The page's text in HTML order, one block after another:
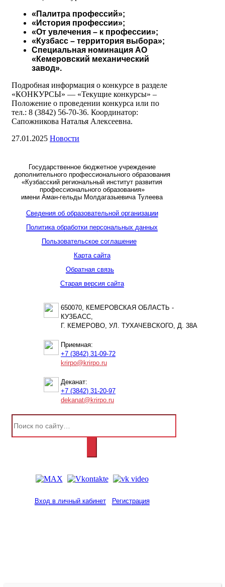
«Палитра профессий»;
«История профессии»;
«От увлечения – к профессии»;
«Кузбасс – территория выбора»;
Специальная номинация АО
«Кемеровский механический
завод».
Подробная информация о конкурсе в разделе
«КОНКУРСЫ» — «Текущие конкурсы» –
Положение о проведении конкурса или по
тел.: 8 (3842) 56-70-36. Координатор:
Сапожникова Наталья Алексеевна.
27.01.2025 Новости
Государственное бюджетное учреждение
дополнительного профессионального образования
«Кузбасский региональный институт развития
профессионального образования»
имени Аман-гельды Молдагазыевича Тулеева
Сведения об образовательной организации
Политика обработки персональных данных
Пользовательское соглашение
Карта сайта
Обратная связь
Старая версия сайта
650070, КЕМЕРОВСКАЯ ОБЛАСТЬ -
КУЗБАСС,
Г. КЕМЕРОВО, УЛ. ТУХАЧЕВСКОГО, Д. 38А
Приемная:
+7 (3842) 31-09-72
krirpo@krirpo.ru
Деканат:
+7 (3842) 31-20-97
dekanat@krirpo.ru
Вход в личный кабинет Регистрация